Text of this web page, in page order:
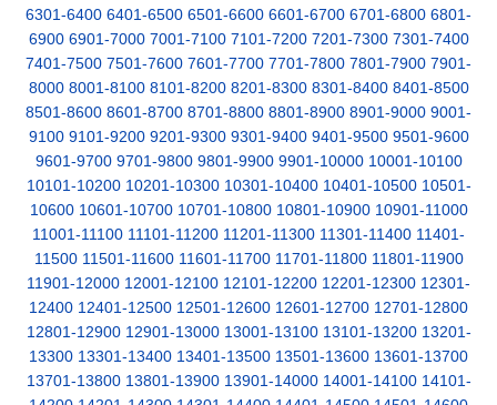
6301-6400 6401-6500 6501-6600 6601-6700 6701-6800 6801-
6900 6901-7000 7001-7100 7101-7200 7201-7300 7301-7400
7401-7500 7501-7600 7601-7700 7701-7800 7801-7900 7901-
8000 8001-8100 8101-8200 8201-8300 8301-8400 8401-8500
8501-8600 8601-8700 8701-8800 8801-8900 8901-9000 9001-
9100 9101-9200 9201-9300 9301-9400 9401-9500 9501-9600
9601-9700 9701-9800 9801-9900 9901-10000 10001-10100
10101-10200 10201-10300 10301-10400 10401-10500 10501-
10600 10601-10700 10701-10800 10801-10900 10901-11000
11001-11100 11101-11200 11201-11300 11301-11400 11401-
11500 11501-11600 11601-11700 11701-11800 11801-11900
11901-12000 12001-12100 12101-12200 12201-12300 12301-
12400 12401-12500 12501-12600 12601-12700 12701-12800
12801-12900 12901-13000 13001-13100 13101-13200 13201-
13300 13301-13400 13401-13500 13501-13600 13601-13700
13701-13800 13801-13900 13901-14000 14001-14100 14101-